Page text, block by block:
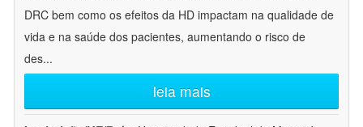
DRC bem como os efeitos da HD impactam na qualidade de
vida e na saúde dos pacientes, aumentando o risco de
des...
leia mais